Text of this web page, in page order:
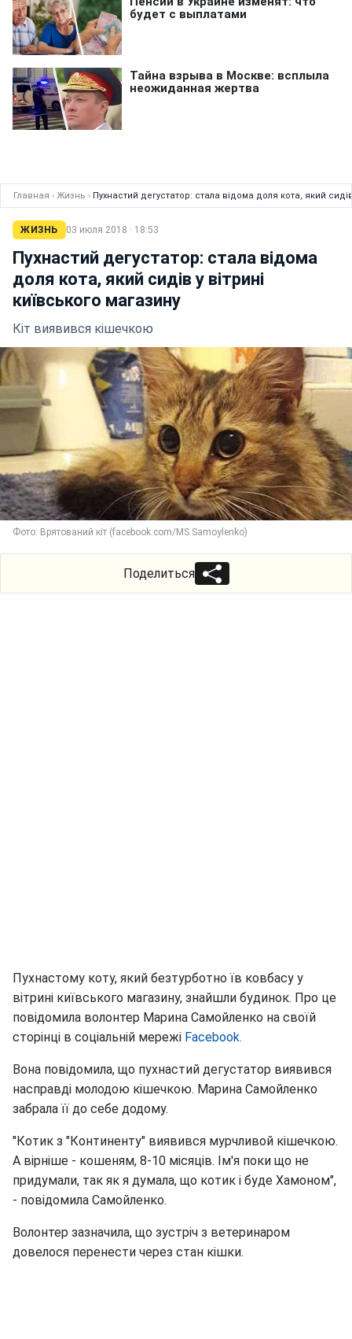
Главная › Жизнь › Пухнастий дегустатор: стала відома доля кота, який
ЖИЗНЬ 03 июля 2018 · 18:53
Пухнастий дегустатор: стала відома
доля кота, який сидів у вітрині
київського магазину
Кіт виявився кішечкою
Фото: Врятований кіт (facebook.com/MS.Samoylenko)
Поделиться
Пухнастому коту, який безтурботно їв ковбасу у
вітрині київського магазину, знайшли будинок. Про це
повідомила волонтер Марина Самойленко на своїй
сторінці в соціальній мережі Facebook.
Вона повідомила, що пухнастий дегустатор виявився
насправді молодою кішечкою. Марина Самойленко
забрала її до себе додому.
"Котик з "Континенту" виявився мурчливой кішечкою.
А вірніше - кошеням, 8-10 місяців. Ім'я поки що не
придумали, так як я думала, що котик і буде Хамоном",
- повідомила Самойленко.
Волонтер зазначила, що зустріч з ветеринаром
довелося перенести через стан кішки.